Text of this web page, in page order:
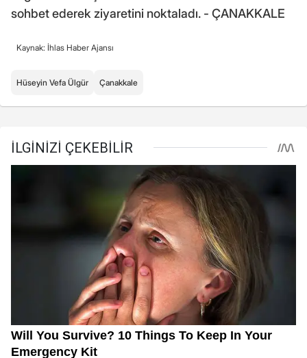
sohbet ederek ziyaretini noktaladı. - ÇANAKKALE
Kaynak: İhlas Haber Ajansı
Hüseyin Vefa Ülgür Çanakkale